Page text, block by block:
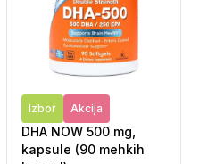
Izbor Akcija
DHA NOW 500 mg,
kapsule (90 mehkih